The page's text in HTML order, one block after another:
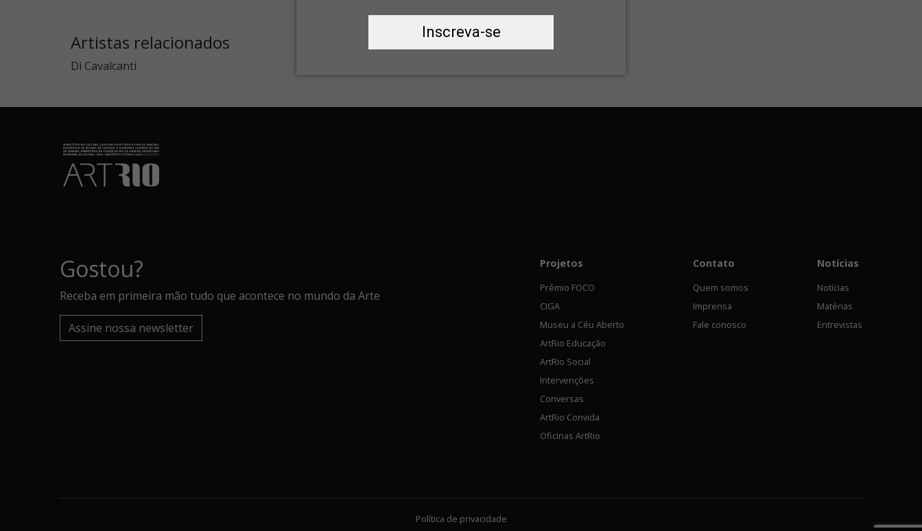
Inscreva-se
Artistas relacionados
Di Cavalcanti
Gostou?
Receba em primeira mão tudo que acontece no mundo da Arte
Assine nossa newsletter
Projetos
Prêmio FOCO
CIGA
Museu a Céu Aberto
ArtRio Educação
ArtRio Social
Intervenções
Conversas
ArtRio Convida
Oficinas ArtRio
Contato
Quem somos
Imprensa
Fale conosco
Notícias
Notícias
Matérias
Entrevistas
Política de privacidade